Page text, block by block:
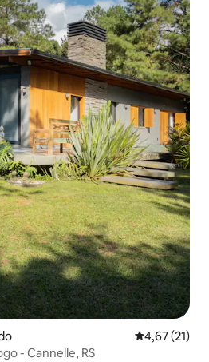
Évaluation
4,67 (21)
- Cannelle, RS